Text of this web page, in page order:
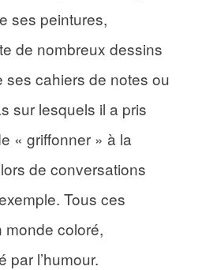
ses peintures,
de nombreux dessins
ses cahiers de notes ou
sur lesquels il a pris
« griffonner » à la
lors de conversations
Tous ces
monde coloré,
par l’humour.